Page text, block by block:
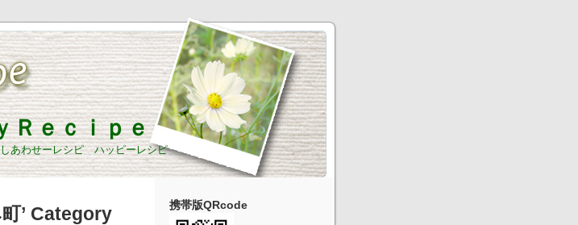
Ｒｅｃｉｐｅ
あわせーレシピ ハッピーレシピ
’ Category 携帯版QRcode